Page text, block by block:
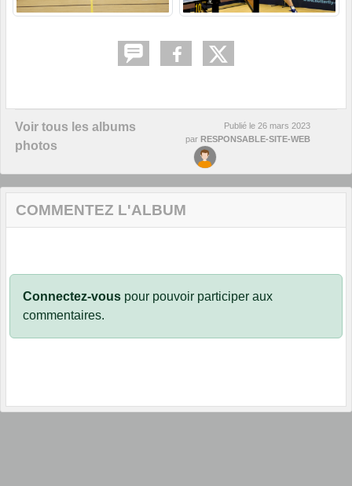
Voir tous les albums
photos
Publié le 26 mars 2023
par RESPONSABLE-SITE-WEB
COMMENTEZ L'ALBUM
Connectez-vous pour pouvoir participer aux
commentaires.